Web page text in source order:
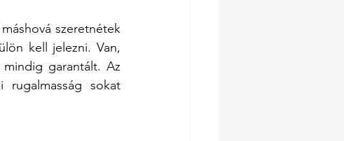
szeretnétek
kell jelezni. Van,
garantált. Az
rugalmasság sokat